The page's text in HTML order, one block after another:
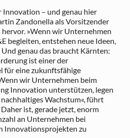
– und genau hier
Zandonella als Vorsitzender
»Wenn wir Unternehmen
begleiten, entstehen neue Ideen,
genau das braucht Kärnten:
ist einer der
für eine zukunftsfähige
wir Unternehmen beim
Innovation unterstützen, legen
Wachstum«, führt
ist, gerade jetzt, enorm
an Unternehmen bei
Innovationsprojekten zu